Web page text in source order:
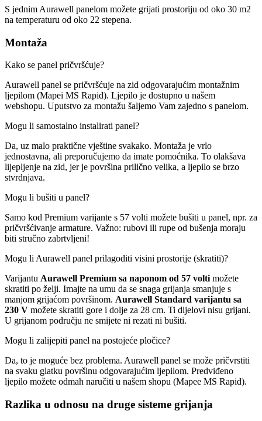
S jednim Aurawell panelom možete grijati prostoriju od oko 30 m2
na temperaturu od oko 22 stepena.
Montaža
Kako se panel pričvršćuje?
Aurawell panel se pričvršćuje na zid odgovarajućim montažnim
ljepilom (Mapei MS Rapid). Ljepilo je dostupno u našem
webshopu. Uputstvo za montažu šaljemo Vam zajedno s panelom.
Mogu li samostalno instalirati panel?
Da, uz malo praktične vještine svakako. Montaža je vrlo
jednostavna, ali preporučujemo da imate pomoćnika. To olakšava
lijepljenje na zid, jer je površina prilično velika, a ljepilo se brzo
stvrdnjava.
Mogu li bušiti u panel?
Samo kod Premium varijante s 57 volti možete bušiti u panel, npr. za
pričvršćivanje armature. Važno: rubovi ili rupe od bušenja moraju
biti stručno zabrtvljeni!
Mogu li Aurawell panel prilagoditi visini prostorije (skratiti)?
Varijantu Aurawell Premium sa naponom od 57 voltimožete
skratiti po želji. Imajte na umu da se snaga grijanja smanjuje s
manjom grijaćom površinom. Aurawell Standard varijantu sa
230 V možete skratiti gore i dolje za 28 cm. Ti dijelovi nisu grijani.
U grijanom području ne smijete ni rezati ni bušiti.
Mogu li zalijepiti panel na postojeće pločice?
Da, to je moguće bez problema. Aurawell panel se može pričvrstiti
na svaku glatku površinu odgovarajućim ljepilom. Predviđeno
ljepilo možete odmah naručiti u našem shopu (Mapee MS Rapid).
Razlika u odnosu na druge sisteme grijanja